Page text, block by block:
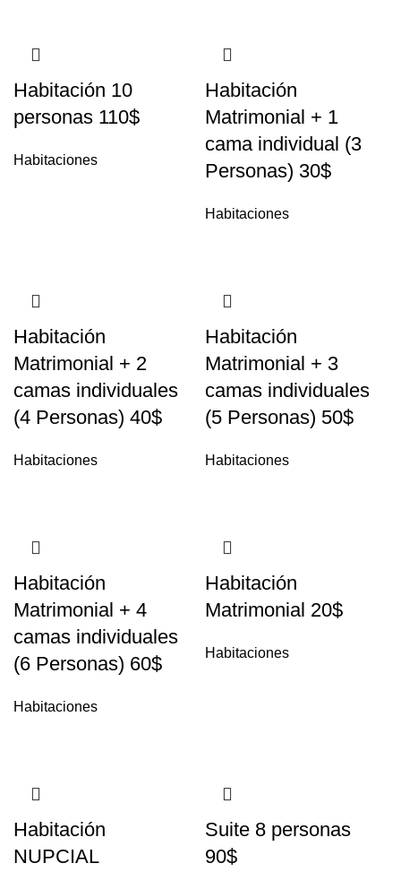
Habitación 10
personas 110$
Habitaciones
Habitación
Matrimonial + 1
cama individual (3
Personas) 30$
Habitaciones
Habitación
Matrimonial + 2
camas individuales
(4 Personas) 40$
Habitaciones
Habitación
Matrimonial + 3
camas individuales
(5 Personas) 50$
Habitaciones
Habitación
Matrimonial + 4
camas individuales
(6 Personas) 60$
Habitaciones
Habitación
Matrimonial 20$
Habitaciones
Habitación
NUPCIAL
Suite 8 personas
90$